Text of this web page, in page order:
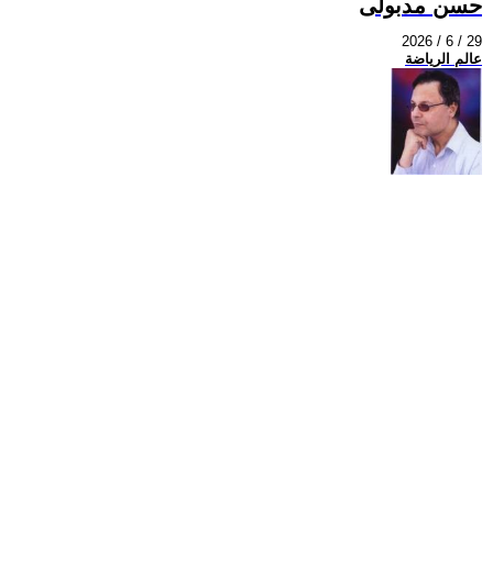
حسن مدبولى
2026 / 6 / 29
عالم الرياضة